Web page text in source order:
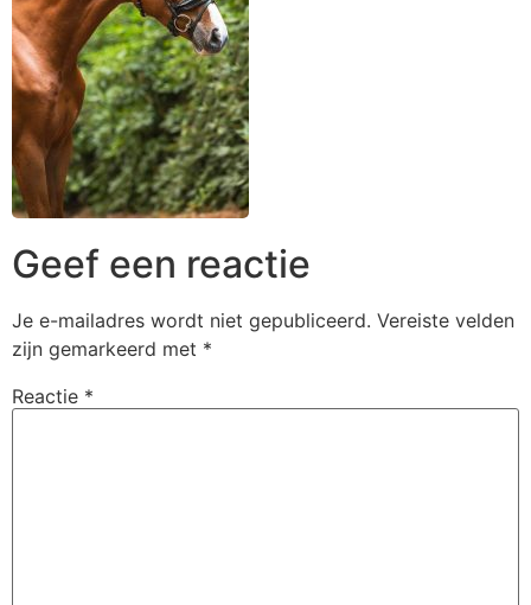
Geef een reactie
Je e-mailadres wordt niet gepubliceerd. Vereiste velden
zijn gemarkeerd met *
Reactie *